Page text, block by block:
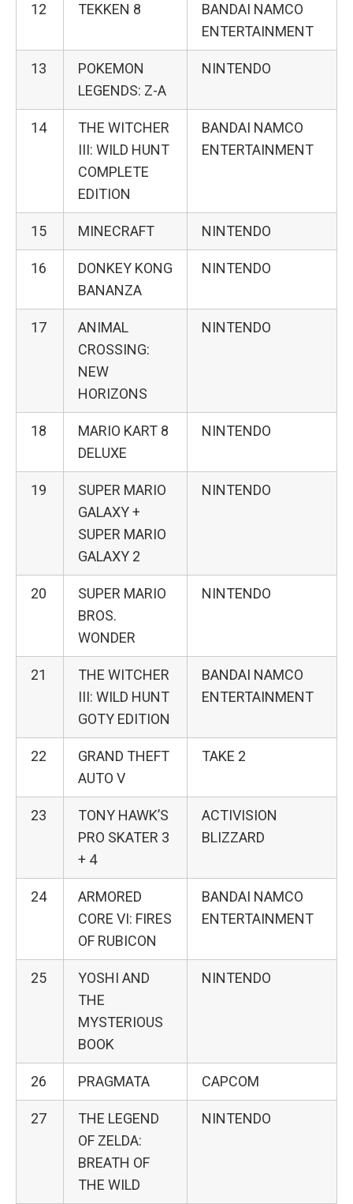
12 TEKKEN 8
BANDAI NAMCO
ENTERTAINMENT
13
POKEMON
LEGENDS: Z-A
NINTENDO
14
THE WITCHER
III: WILD HUNT
COMPLETE
EDITION
BANDAI NAMCO
ENTERTAINMENT
15 MINECRAFT NINTENDO
16
DONKEY KONG
BANANZA
NINTENDO
17
ANIMAL
CROSSING:
NEW
HORIZONS
NINTENDO
18
MARIO KART 8
DELUXE
NINTENDO
19
SUPER MARIO
GALAXY +
SUPER MARIO
GALAXY 2
NINTENDO
20
SUPER MARIO
BROS.
WONDER
NINTENDO
21
THE WITCHER
III: WILD HUNT
GOTY EDITION
BANDAI NAMCO
ENTERTAINMENT
22
GRAND THEFT
AUTO V
TAKE 2
23
TONY HAWK’S
PRO SKATER 3
+ 4
ACTIVISION
BLIZZARD
24
ARMORED
CORE VI: FIRES
OF RUBICON
BANDAI NAMCO
ENTERTAINMENT
25
YOSHI AND
THE
MYSTERIOUS
BOOK
NINTENDO
26 PRAGMATA CAPCOM
27
THE LEGEND
OF ZELDA:
BREATH OF
THE WILD
NINTENDO